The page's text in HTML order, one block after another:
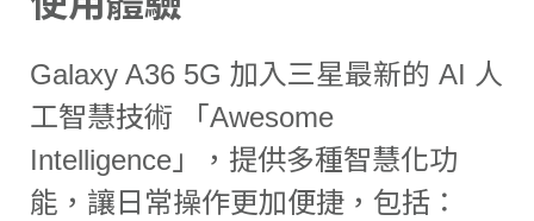
Galaxy A36 5G 加入三星最新的 AI 人
工智慧技術 「Awesome
Intelligence」，提供多種智慧化功
能，讓日常操作更加便捷，包括：